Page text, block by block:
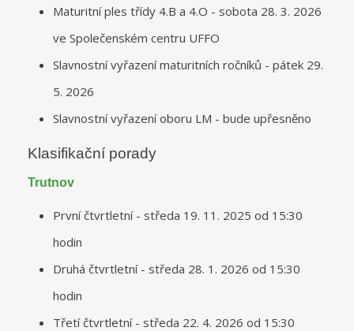
Maturitní ples třídy 4.B a 4.O - sobota 28. 3. 2026
ve Společenském centru UFFO
Slavnostní vyřazení maturitních ročníků - pátek 29.
5. 2026
Slavnostní vyřazení oboru LM - bude upřesněno
Klasifikační porady
Trutnov
První čtvrtletní - středa 19. 11. 2025 od 15:30
hodin
Druhá čtvrtletní - středa 28. 1. 2026 od 15:30
hodin
Třetí čtvrtletní - středa 22. 4. 2026 od 15:30